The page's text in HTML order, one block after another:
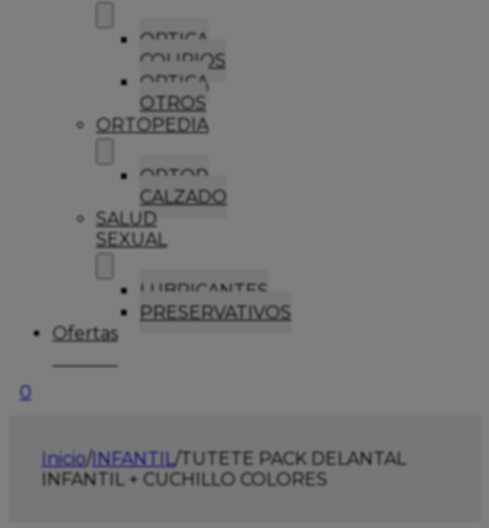
OPTICA
COLIRIOS
OPTICA
OTROS
ORTOPEDIA
ORTOP
CALZADO
SALUD
SEXUAL
LUBRICANTES
PRESERVATIVOS
Ofertas
0
Inicio/INFANTIL/TUTETE PACK DELANTAL
INFANTIL + CUCHILLO COLORES